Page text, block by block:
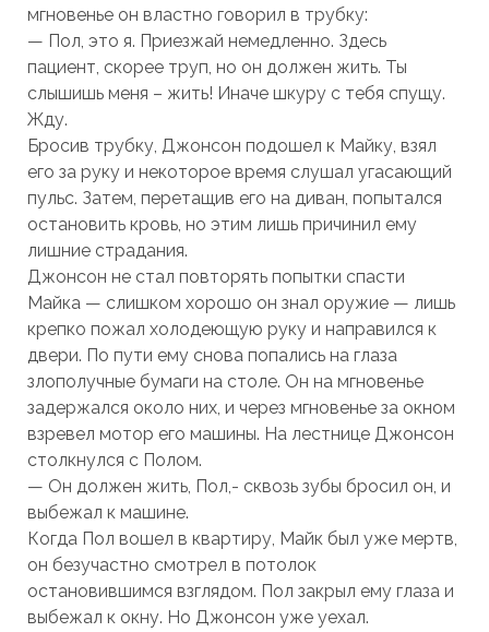
мгновенье он властно говорил в трубку:
— Пол, это я. Приезжай немедленно. Здесь
пациент, скорее труп, но он должен жить. Ты
слышишь меня – жить! Иначе шкуру с тебя спущу.
Жду.
Бросив трубку, Джонсон подошел к Майку, взял
его за руку и некоторое время слушал угасающий
пульс. Затем, перетащив его на диван, попытался
остановить кровь, но этим лишь причинил ему
лишние страдания.
Джонсон не стал повторять попытки спасти
Майка — слишком хорошо он знал оружие — лишь
крепко пожал холодеющую руку и направился к
двери. По пути ему снова попались на глаза
злополучные бумаги на столе. Он на мгновенье
задержался около них, и через мгновенье за окном
взревел мотор его машины. На лестнице Джонсон
столкнулся с Полом.
— Он должен жить, Пол,- сквозь зубы бросил он, и
выбежал к машине.
Когда Пол вошел в квартиру, Майк был уже мертв,
он безучастно смотрел в потолок
остановившимся взглядом. Пол закрыл ему глаза и
выбежал к окну. Но Джонсон уже уехал.